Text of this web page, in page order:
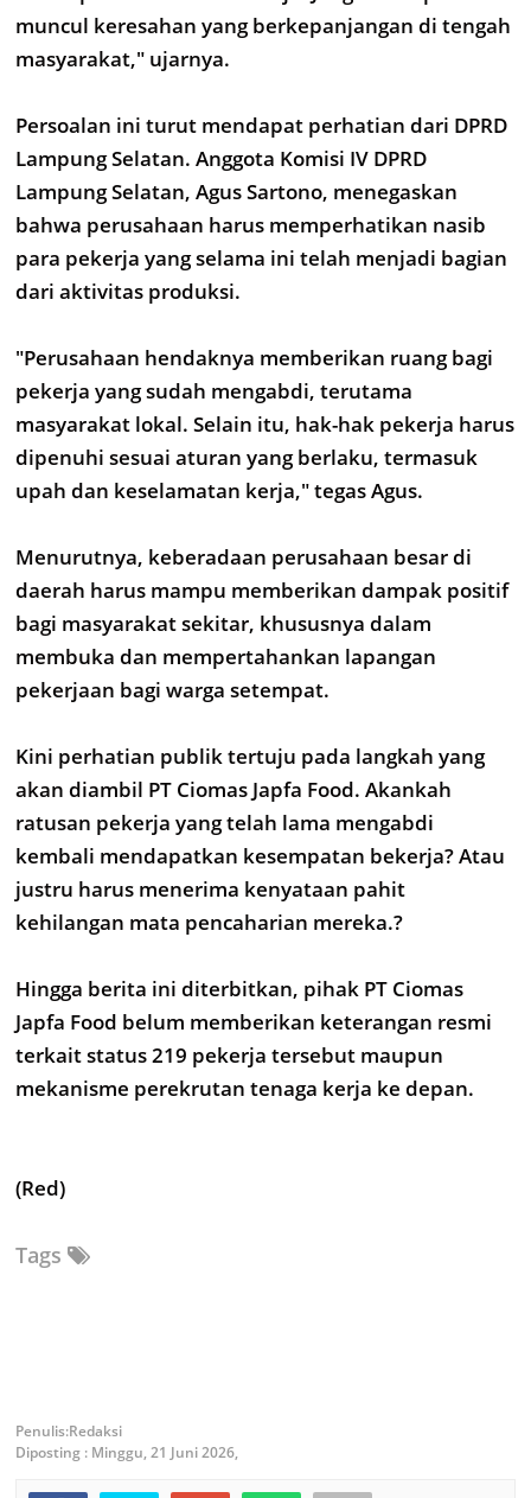
muncul keresahan yang berkepanjangan di tengah
masyarakat," ujarnya.
Persoalan ini turut mendapat perhatian dari DPRD
Lampung Selatan. Anggota Komisi IV DPRD
Lampung Selatan, Agus Sartono, menegaskan
bahwa perusahaan harus memperhatikan nasib
para pekerja yang selama ini telah menjadi bagian
dari aktivitas produksi.
"Perusahaan hendaknya memberikan ruang bagi
pekerja yang sudah mengabdi, terutama
masyarakat lokal. Selain itu, hak-hak pekerja harus
dipenuhi sesuai aturan yang berlaku, termasuk
upah dan keselamatan kerja," tegas Agus.
Menurutnya, keberadaan perusahaan besar di
daerah harus mampu memberikan dampak positif
bagi masyarakat sekitar, khususnya dalam
membuka dan mempertahankan lapangan
pekerjaan bagi warga setempat.
Kini perhatian publik tertuju pada langkah yang
akan diambil PT Ciomas Japfa Food. Akankah
ratusan pekerja yang telah lama mengabdi
kembali mendapatkan kesempatan bekerja? Atau
justru harus menerima kenyataan pahit
kehilangan mata pencaharian mereka.?
Hingga berita ini diterbitkan, pihak PT Ciomas
Japfa Food belum memberikan keterangan resmi
terkait status 219 pekerja tersebut maupun
mekanisme perekrutan tenaga kerja ke depan.
(Red)
Tags
Redaksi
Diposting : Minggu, 21 Juni 2026,